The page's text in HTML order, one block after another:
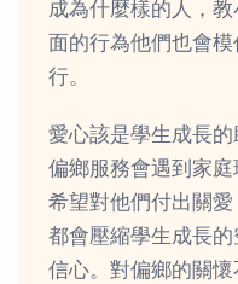
成為什麼樣的人，
面的行為他們也會
行。
愛心該是學生成長
偏鄉服務會遇到家庭
希望對他們付出關愛
都會壓縮學生成長
信心。對偏鄉的關